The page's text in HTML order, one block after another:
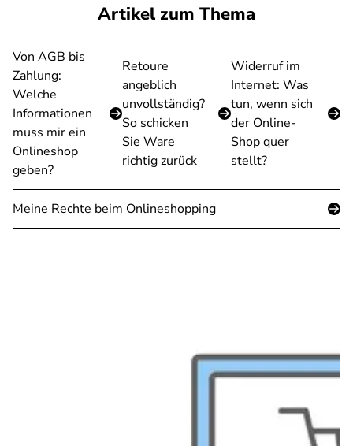
Artikel zum Thema
Von AGB bis
Zahlung:
Welche
Informationen
muss mir ein
Onlineshop
geben?
Retoure
angeblich
unvollständig?
So schicken
Sie Ware
richtig zurück
Widerruf im
Internet: Was
tun, wenn sich
der Online-
Shop quer
stellt?
Meine Rechte beim Onlineshopping